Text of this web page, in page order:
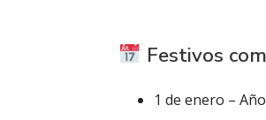
Festivos
1 de enero –